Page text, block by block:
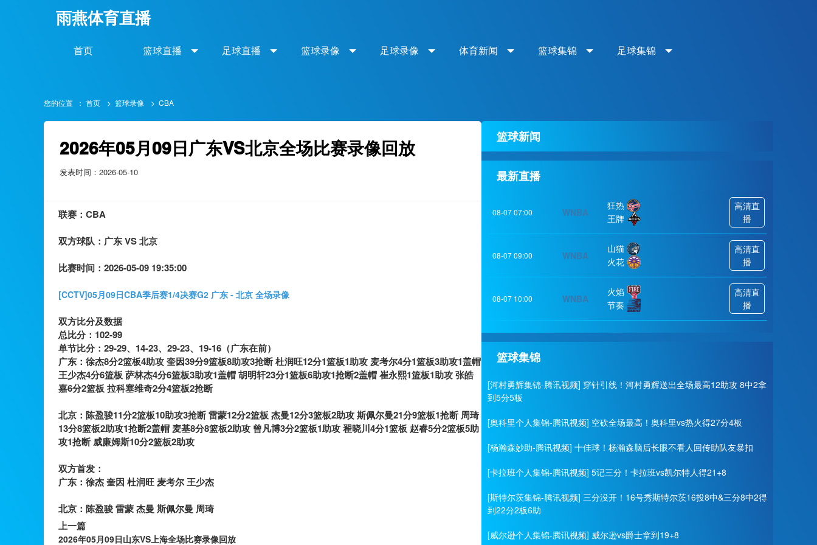
雨燕体育直播
首页 篮球直播 足球直播 篮球录像 足球录像 体育新闻 篮球集锦 足球集锦
您的位置 ： 首页 > 篮球录像 > CBA
2026年05月09日广东VS北京全场比赛录像回放
发表时间：2026-05-10
联赛： CBA
双方球队： 广东 VS 北京
比赛时间： 2026-05-09 19:35:00
[CCTV]05月09日CBA季后赛1/4决赛G2 广东 - 北京 全场录像
双方比分及数据
总比分：102-99
单节比分：29-29、14-23、29-23、19-16（广东在前）
广东：徐杰8分2篮板4助攻 奎因39分9篮板8助攻3抢断 杜润旺12分1篮板1助攻 麦考尔4分1篮板3助攻1盖帽
王少杰4分6篮板 萨林杰4分6篮板3助攻1盖帽 胡明轩23分1篮板6助攻1抢断2盖帽 崔永熙1篮板1助攻 张皓
嘉6分2篮板 拉科塞维奇2分4篮板2抢断
北京：陈盈骏11分2篮板10助攻3抢断 雷蒙12分2篮板 杰曼12分3篮板2助攻 斯佩尔曼21分9篮板1抢断 周琦
13分8篮板2助攻1抢断2盖帽 麦基8分8篮板2助攻 曾凡博3分2篮板1助攻 翟晓川4分1篮板 赵睿5分2篮板5助
攻1抢断 威廉姆斯10分2篮板2助攻
双方首发：
广东：徐杰 奎因 杜润旺 麦考尔 王少杰
北京：陈盈骏 雷蒙 杰曼 斯佩尔曼 周琦
上一篇
2026年05月09日山东VS上海全场比赛录像回放
篮球新闻
最新直播
08-07 07:00 WNBA
狂热
王牌
高清直
播
08-07 09:00 WNBA
山猫
火花
高清直
播
08-07 10:00 WNBA
火焰
节奏
高清直
播
篮球集锦
[河村勇辉集锦-腾讯视频] 穿针引线！河村勇辉送出全场最高12助攻 8中2拿
到5分5板
[奥科里个人集锦-腾讯视频] 空砍全场最高！奥科里vs热火得27分4板
[杨瀚森妙助-腾讯视频] 十佳球！杨瀚森脑后长眼不看人回传助队友暴扣
[卡拉班个人集锦-腾讯视频] 5记三分！卡拉班vs凯尔特人得21+8
[斯特尔茨集锦-腾讯视频] 三分没开！16号秀斯特尔茨16投8中&三分8中2得
到22分2板6助
[威尔逊个人集锦-腾讯视频] 威尔逊vs爵士拿到19+8